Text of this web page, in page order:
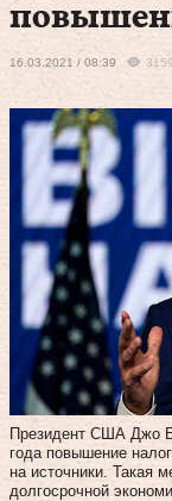
16.03.2021 / 08:39
Президент США Джо
года повышение
на источники. Такая
долгосрочной